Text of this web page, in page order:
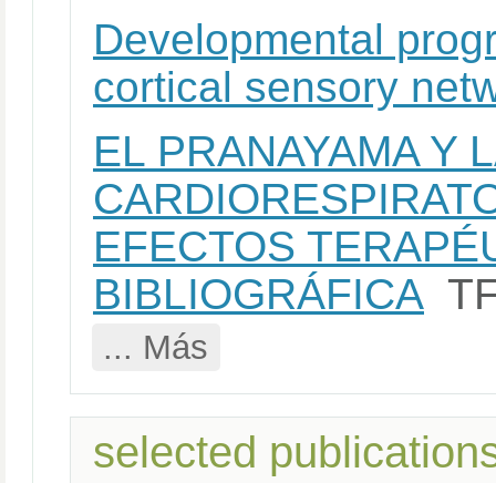
Developmental
cortical sensory
EL PRANAYAMA Y
EFECTOS
BIBLIOGRÁFICA
... Más
selected